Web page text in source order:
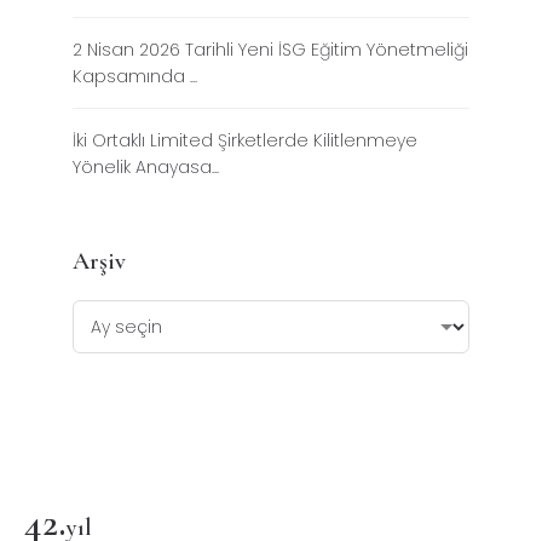
2 Nisan 2026 Tarihli Yeni İSG Eğitim Yönetmeliği
Kapsamında ...
İki Ortaklı Limited Şirketlerde Kilitlenmeye
Yönelik Anayasa...
Arşiv
42.yıl